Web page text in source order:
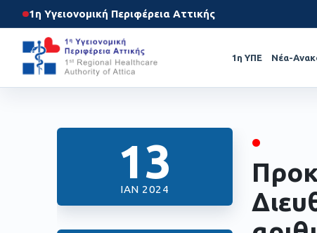
1η Υγειονομική Περιφέρεια Αττικής
1η ΥΠΕ Νέα-
13
ΙΑΝ 2024
•